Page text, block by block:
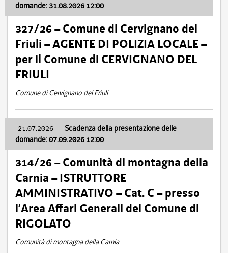
domande: 31.08.2026 12:00
327/26 – Comune di Cervignano del
Friuli – AGENTE DI POLIZIA LOCALE –
per il Comune di CERVIGNANO DEL
FRIULI
Comune di Cervignano del Friuli
21.07.2026 - Scadenza della presentazione delle
domande: 07.09.2026 12:00
314/26 – Comunità di montagna della
Carnia – ISTRUTTORE
AMMINISTRATIVO – Cat. C – presso
l’Area Affari Generali del Comune di
RIGOLATO
Comunità di montagna della Carnia